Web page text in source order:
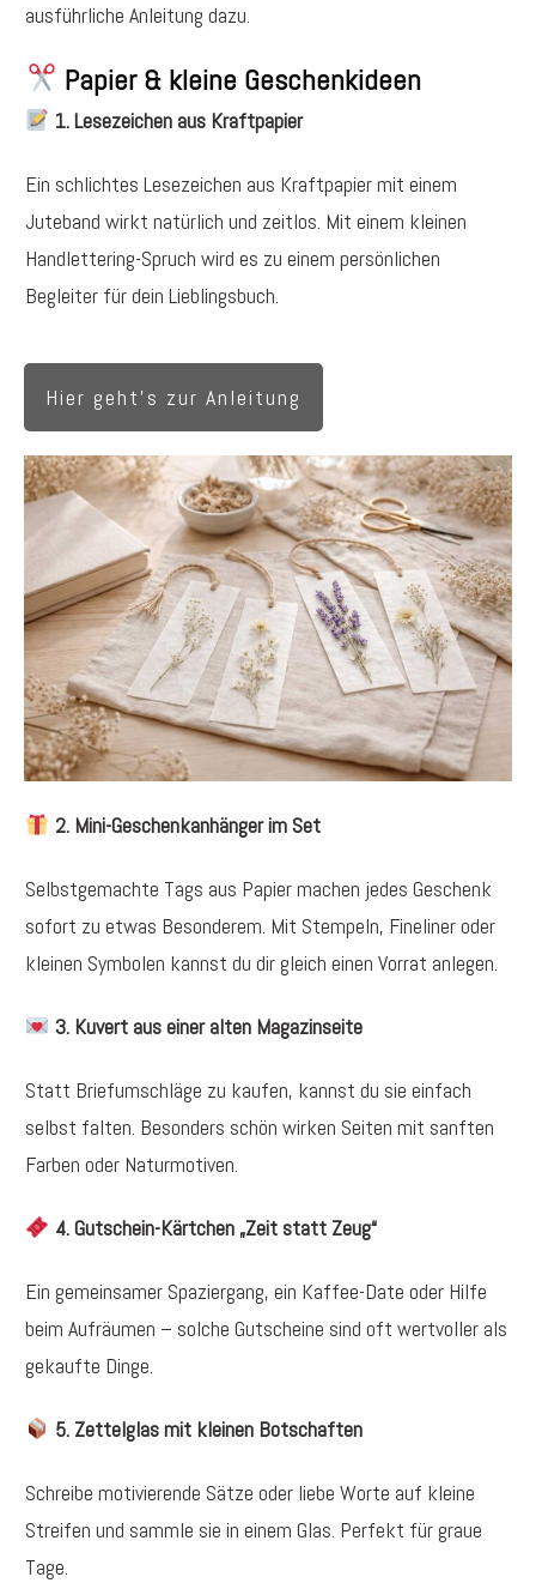
ausführliche Anleitung dazu.
Papier & kleine Geschenkideen
1. Lesezeichen aus Kraftpapier
Ein schlichtes Lesezeichen aus Kraftpapier mit einem
Juteband wirkt natürlich und zeitlos. Mit einem kleinen
Handlettering-Spruch wird es zu einem persönlichen
Begleiter für dein Lieblingsbuch.
Hier geht's zur Anleitung
2. Mini-Geschenkanhänger im Set
Selbstgemachte Tags aus Papier machen jedes Geschenk
sofort zu etwas Besonderem. Mit Stempeln, Fineliner oder
kleinen Symbolen kannst du dir gleich einen Vorrat anlegen.
3. Kuvert aus einer alten Magazinseite
Statt Briefumschläge zu kaufen, kannst du sie einfach
selbst falten. Besonders schön wirken Seiten mit sanften
Farben oder Naturmotiven.
4. Gutschein-Kärtchen „Zeit statt Zeug“
Ein gemeinsamer Spaziergang, ein Kaffee-Date oder Hilfe
beim Aufräumen – solche Gutscheine sind oft wertvoller als
gekaufte Dinge.
5. Zettelglas mit kleinen Botschaften
Schreibe motivierende Sätze oder liebe Worte auf kleine
Streifen und sammle sie in einem Glas. Perfekt für graue
Tage.